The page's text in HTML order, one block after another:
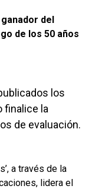
del
de los 50 años
los
finalice la
de evaluación.
a través de la
lidera el